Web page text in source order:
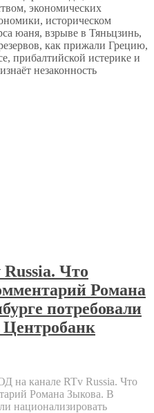
экономических
историческом
юаня, взрыве в Тяньцзинь,
как прижали Грецию,
прибалтийской истерике и
незаконность
Что
Романа
потребовали
Центробанк
на канале RTv Russia. Что
Романа Зыкова. В
национализировать